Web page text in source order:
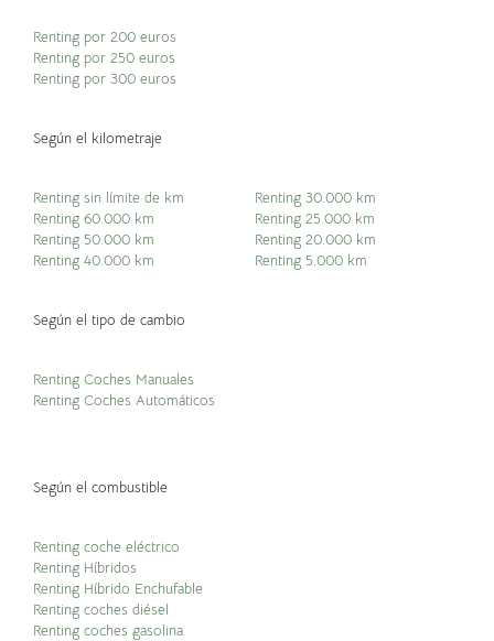
Renting por 200 euros
Renting por 250 euros
Renting por 300 euros
Según el kilometraje
Renting sin límite de km
Renting 60.000 km
Renting 50.000 km
Renting 40.000 km
Renting 30.000 km
Renting 25.000 km
Renting 20.000 km
Renting 5.000 km
Según el tipo de cambio
Renting Coches Manuales
Renting Coches Automáticos
Según el combustible
Renting coche eléctrico
Renting Híbridos
Renting Híbrido Enchufable
Renting coches diésel
Renting coches gasolina